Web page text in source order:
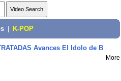
K-POP
Avances El Idolo de B
More